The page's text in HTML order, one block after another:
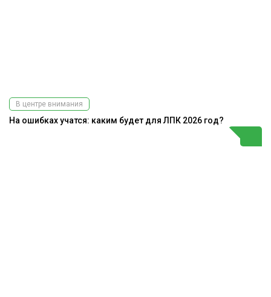
В центре внимания
На ошибках учатся: каким будет для ЛПК 2026 год?